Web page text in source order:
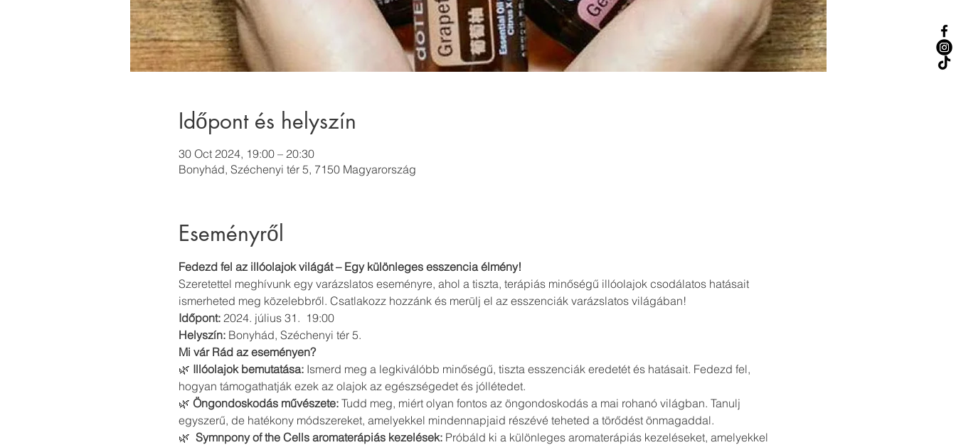
Időpont és helyszín
30 Oct 2024, 19:00 – 20:30
Bonyhád, Széchenyi tér 5, 7150 Magyarország
Eseményről
Fedezd fel az illóolajok világát – Egy különleges esszencia élmény!
Szeretettel meghívunk egy varázslatos eseményre, ahol a tiszta, terápiás minőségű illóolajok csodálatos hatásait
ismerheted meg közelebbről. Csatlakozz hozzánk és merülj el az esszenciák varázslatos világában!
Időpont: 2024. július 31.  19:00
Helyszín: Bonyhád, Széchenyi tér 5.
Mi vár Rád az eseményen?
🌿 Illóolajok bemutatása: Ismerd meg a legkiválóbb minőségű, tiszta esszenciák eredetét és hatásait. Fedezd fel,
hogyan támogathatják ezek az olajok az egészségedet és jóllétedet.
🌿 Öngondoskodás művészete: Tudd meg, miért olyan fontos az öngondoskodás a mai rohanó világban. Tanulj
egyszerű, de hatékony módszereket, amelyekkel mindennapjaid részévé teheted a törődést önmagaddal.
🌿 Symnpony of the Cells aromaterápiás kezelések: Próbáld ki a különleges aromaterápiás kezeléseket, amelyekkel